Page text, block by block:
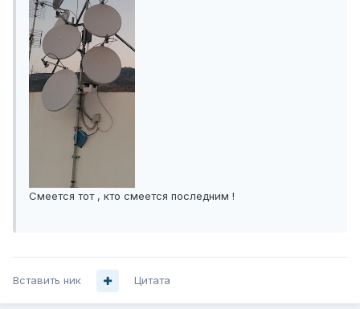
Смеется тот , кто смеется последним !
Вставить ник Цитата